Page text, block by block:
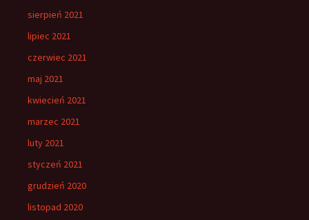
sierpień 2021
lipiec 2021
czerwiec 2021
maj 2021
kwiecień 2021
marzec 2021
luty 2021
styczeń 2021
grudzień 2020
listopad 2020